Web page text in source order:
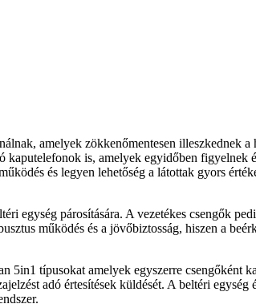
amelyek zökkenőmentesen illeszkednek a
kaputelefonok is, amelyek egyidőben figyelnek
és legyen lehetőség a látottak gyors
egység párosítására. A vezetékes csengők
működés és a jövőbiztosság, hiszen a
típusokat amelyek egyszerre csengőként
adó értesítések küldését. A beltéri